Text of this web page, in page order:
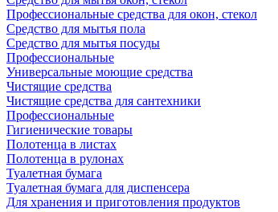
Профессиональные средства для окон, стекол
Средство для мытья пола
Средство для мытья посуды
Профессиональные
Универсальные моющие средства
Чистящие средства
Чистящие средства для сантехники
Профессиональные
Гигиенические товары
Полотенца в листах
Полотенца в рулонах
Туалетная бумага
Туалетная бумага для диспенсера
Для хранения и приготовления продуктов